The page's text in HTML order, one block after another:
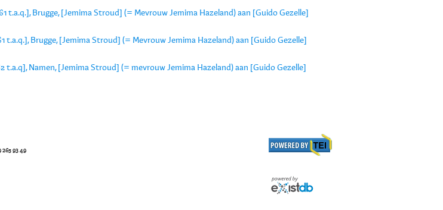
t.a.q.], Brugge, [Jemima Stroud] (= Mevrouw Jemima Hazeland) aan [Guido Gezelle]
t.a.q.], Brugge, [Jemima Stroud] (= Mevrouw Jemima Hazeland) aan [Guido Gezelle]
t.a.q], Namen, [Jemima Stroud] (= mevrouw Jemima Hazeland) aan [Guido Gezelle]
265 93 49